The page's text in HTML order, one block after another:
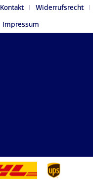
Kontakt
Widerrufsrecht
Impressum